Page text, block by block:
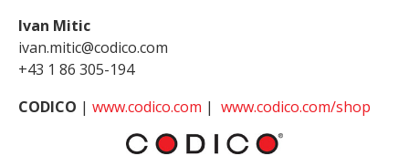
Ivan Mitic
ivan.mitic@codico.com
+43 1 86 305-194
CODICO | www.codico.com | www.codico.com/shop